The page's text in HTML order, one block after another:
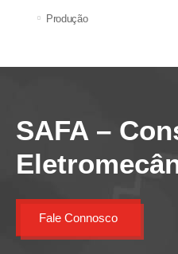
Produção
SAFA –
Fale Connosco